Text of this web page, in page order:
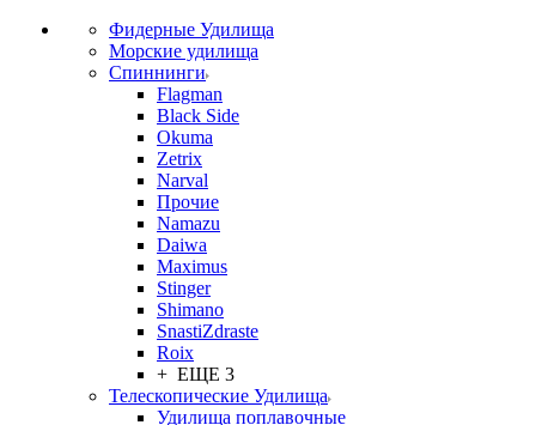
Фидерные Удилища
Морские удилища
Спиннинги
Flagman
Black Side
Okuma
Zetrix
Narval
Прочие
Namazu
Daiwa
Maximus
Stinger
Shimano
SnastiZdraste
Roix
+ ЕЩЕ 3
Телескопические Удилища
Удилища поплавочные